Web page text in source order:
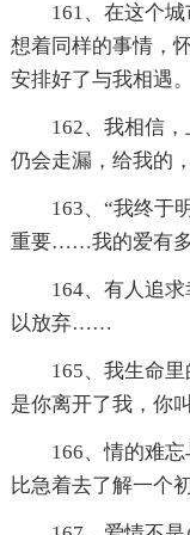
161、在这个
想着同样的事情，
安排好了与我相遇。
162、我相信
仍会走漏，给我的
163、“我终于
重要……我的爱有多
164、有人追
以放弃……
165、我生命
是你离开了我，你
166、情的难
比急着去了解一个